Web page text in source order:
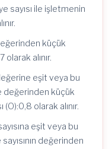
sayısı ile işletmenin
küçük
alınır.
eşit veya bu
değerinden küçük
olarak alınır.
eşit veya bu
değerinden